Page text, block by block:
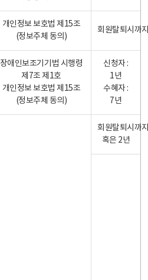
개인정보 보호법 제15조
(정보주체 동의)
회원탈퇴시까
장애인보조기기법 시행령
제7조 제1호
개인정보 보호법 제15조
(정보주체 동의)
신청자 :
1년
수혜자 :
7년
회원탈퇴시까
혹은 2년